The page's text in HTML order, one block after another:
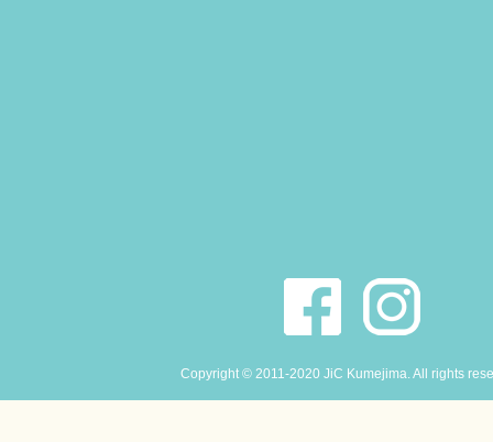
Copyright © 2011-2020 JiC Kumejima. All rights